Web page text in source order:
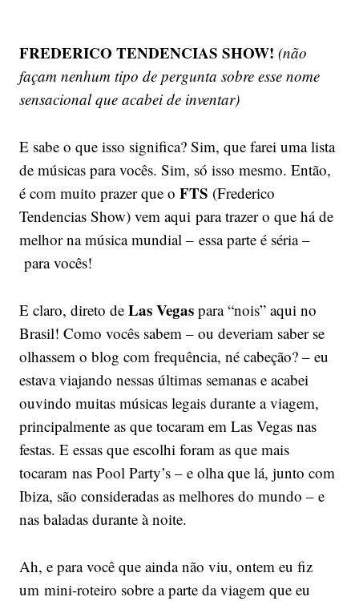
FREDERICO TENDENCIAS SHOW! (não
façam nenhum tipo de pergunta sobre esse nome
sensacional que acabei de inventar)
E sabe o que isso significa? Sim, que farei uma lista
de músicas para vocês. Sim, só isso mesmo. Então,
é com muito prazer que o FTS (Frederico
Tendencias Show) vem aqui para trazer o que há de
melhor na música mundial – essa parte é séria –
para vocês!
E claro, direto deLas Vegaspara “nois” aqui no
Brasil! Como vocês sabem – ou deveriam saber se
olhassem o blog com frequência, né cabeção? – eu
estava viajando nessas últimas semanas e acabei
ouvindo muitas músicas legais durante a viagem,
principalmente as que tocaram em Las Vegas nas
festas. E essas que escolhi foram as que mais
tocaram nas Pool Party’s – e olha que lá, junto com
Ibiza, são consideradas as melhores do mundo – e
nas baladas durante à noite.
Ah, e para você que ainda não viu, ontem eu fiz
um mini-roteiro sobre a parte da viagem que eu